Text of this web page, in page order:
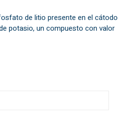
de litio presente en el cátodo
potasio, un compuesto con valor